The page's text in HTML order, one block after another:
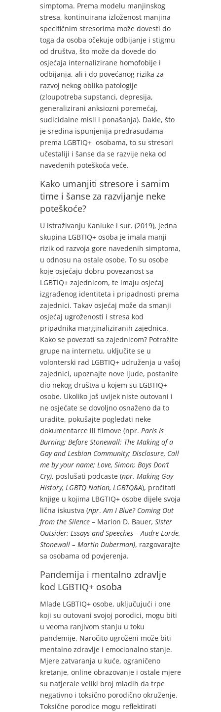
simptoma. Prema modelu manjinskog
stresa, kontinuirana izloženost manjina
specifičnim stresorima može dovesti do
toga da osoba očekuje odbijanje i stigmu
od društva, što može da dovede do
osjećaja internalizirane homofobije i
odbijanja, ali i do povećanog rizika za
razvoj nekog oblika patologije
(zloupotreba supstanci, depresija,
generalizirani anksiozni poremećaj,
sudicidalne misli i ponašanja). Dakle, što
je sredina ispunjenija predrasudama
prema LGBTIQ+ osobama, to su stresori
učestaliji i šanse da se razvije neka od
navedenih poteškoća veće.
Kako umanjiti stresore i samim
time i šanse za razvijanje neke
poteškoće?
U istraživanju Kaniuke i sur. (2019), jedna
skupina LGBTIQ+ osoba je imala manji
rizik od razvoja gore navedenih simptoma,
u odnosu na ostale osobe. To su osobe
koje osjećaju dobru povezanost sa
LGBTIQ+ zajednicom, te imaju osjećaj
izgrađenog identiteta i pripadnosti prema
zajednici. Takav osjećaj može da smanji
osjećaj ugroženosti i stresa kod
pripadnika marginaliziranih zajednica.
Kako se povezati sa zajednicom? Potražite
grupe na internetu, uključite se u
volonterski rad LGBTIQ+ udruženja u vašoj
zajednici, upoznajte nove ljude, postanite
dio nekog društva u kojem su LGBTIQ+
osobe. Ukoliko još uvijek niste outovani i
ne osjećate se dovoljno osnaženo da to
uradite, pokušajte pogledati neke
dokumentarce ili filmove (npr. Paris Is
Burning; Before Stonewall: The Making of a
Gay and Lesbian Community; Disclosure, Call
me by your name; Love, Simon; Boys Don’t
Cry), poslušati podcaste (npr. Making Gay
History, LGBTQ Nation, LGBTQ&A), pročitati
knjige u kojima LBGTIQ+ osobe dijele svoja
lična iskustva (npr. Am I Blue? Coming Out
from the Silence– Marion D. Bauer, Sister
Outsider: Essays and Speeches – Audre Lorde,
Stonewall – Martin Duberman), razgovarajte
sa osobama od povjerenja.
Pandemija i mentalno zdravlje
kod LGBTIQ+ osoba
Mlade LGBTIQ+ osobe, uključujući i one
koji su outovani svojoj porodici, mogu biti
u veoma ranjivom stanju u toku
pandemije. Naročito ugroženi može biti
mentalno zdravlje i emocionalno stanje.
Mjere zatvaranja u kuće, ograničeno
kretanje, online obrazovanje i ostale mjere
su natjerale veliki broj mladih da trpe
negativno i toksično porodično okruženje.
Toksične porodice mogu reflektirati